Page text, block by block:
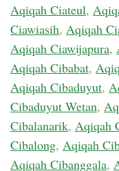
Aqiqah Ciateul,
Ciawiasih, Aqiqah
Aqiqah Ciawijapura,
Aqiqah Cibabat,
Aqiqah Cibaduyut,
Cibaduyut Wetan,
Cibalanarik, Aqiqah
Cibalong, Aqiqah
Aqiqah Cibanggala,